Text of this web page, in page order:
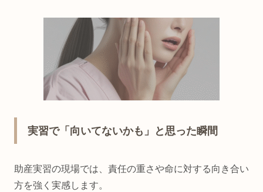
実習で「向いてないかも」と思った瞬間
助産実習の現場では、責任の重さや命に対する向き合い
方を強く実感します。